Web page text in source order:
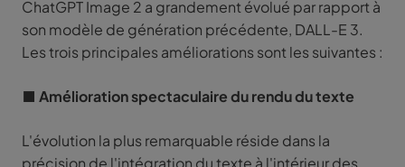
ChatGPT Image 2 a grandement évolué par rapport à
son modèle de génération précédente, DALL-E 3.
Les trois principales améliorations sont les suivantes :
■ Amélioration spectaculaire du rendu du texte
L'évolution la plus remarquable réside dans la
précision de l'intégration du texte à l'intérieur des